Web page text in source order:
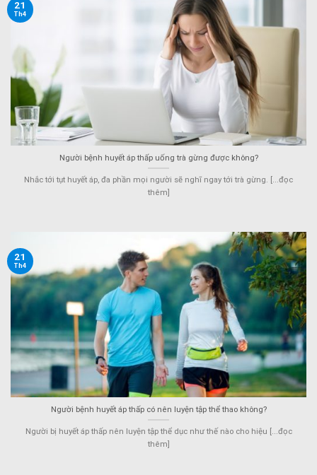
Người bệnh huyết áp thấp uống trà gừng được không?
Nhắc tới tụt huyết áp, đa phần mọi người sẽ nghĩ ngay tới trà gừng. [...đọc
thêm]
21
Th4
Người bệnh huyết áp thấp có nên luyện tập thể thao không?
Người bị huyết áp thấp nên luyện tập thể dục như thế nào cho hiệu [...đọc
thêm]
21
Th4